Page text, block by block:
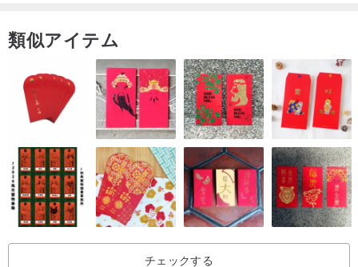
類似アイテム
チェックする